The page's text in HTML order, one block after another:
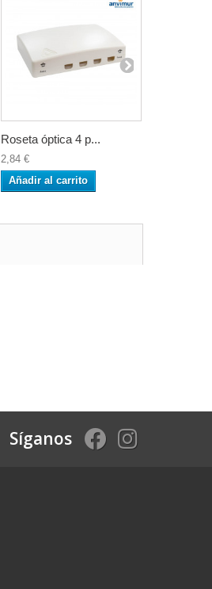
Roseta óptica 4 p...
2,84 €
Añadir al carrito
Síganos